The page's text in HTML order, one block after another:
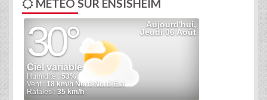
METÉO SUR ENSISHEIM